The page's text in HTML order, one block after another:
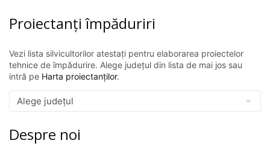
Proiectanți împăduriri
Vezi lista silvicultorilor atestați pentru elaborarea proiectelor
tehnice de împădurire. Alege județul din lista de mai jos sau
intră pe Harta proiectanților.
Despre noi